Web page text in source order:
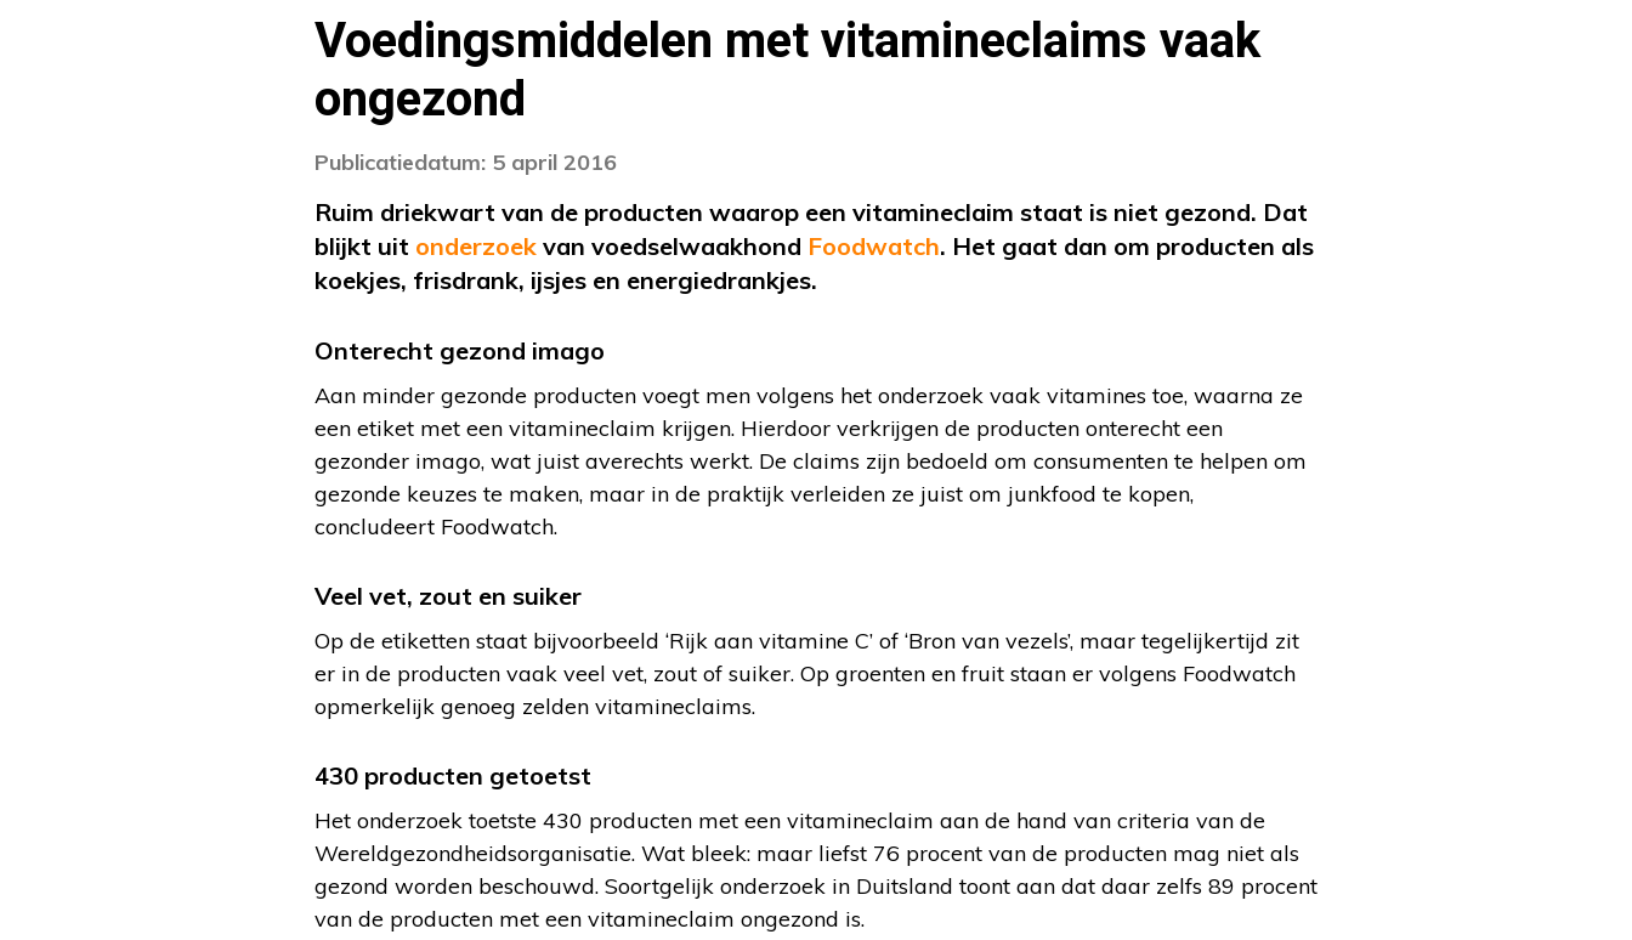
Voedingsmiddelen met vitamineclaims vaak
ongezond
Publicatiedatum: 5 april 2016
Ruim driekwart van de producten waarop een vitamineclaim staat is niet gezond. Dat
blijkt uit onderzoek van voedselwaakhond Foodwatch. Het gaat dan om producten als
koekjes, frisdrank, ijsjes en energiedrankjes.
Onterecht gezond imago
Aan minder gezonde producten voegt men volgens het onderzoek vaak vitamines toe, waarna ze
een etiket met een vitamineclaim krijgen. Hierdoor verkrijgen de producten onterecht een
gezonder imago, wat juist averechts werkt. De claims zijn bedoeld om consumenten te helpen om
gezonde keuzes te maken, maar in de praktijk verleiden ze juist om junkfood te kopen,
concludeert Foodwatch.
Veel vet, zout en suiker
Op de etiketten staat bijvoorbeeld ‘Rijk aan vitamine C’ of ‘Bron van vezels’, maar tegelijkertijd zit
er in de producten vaak veel vet, zout of suiker. Op groenten en fruit staan er volgens Foodwatch
opmerkelijk genoeg zelden vitamineclaims.
430 producten getoetst
Het onderzoek toetste 430 producten met een vitamineclaim aan de hand van criteria van de
Wereldgezondheidsorganisatie. Wat bleek: maar liefst 76 procent van de producten mag niet als
gezond worden beschouwd. Soortgelijk onderzoek in Duitsland toont aan dat daar zelfs 89 procent
van de producten met een vitamineclaim ongezond is.